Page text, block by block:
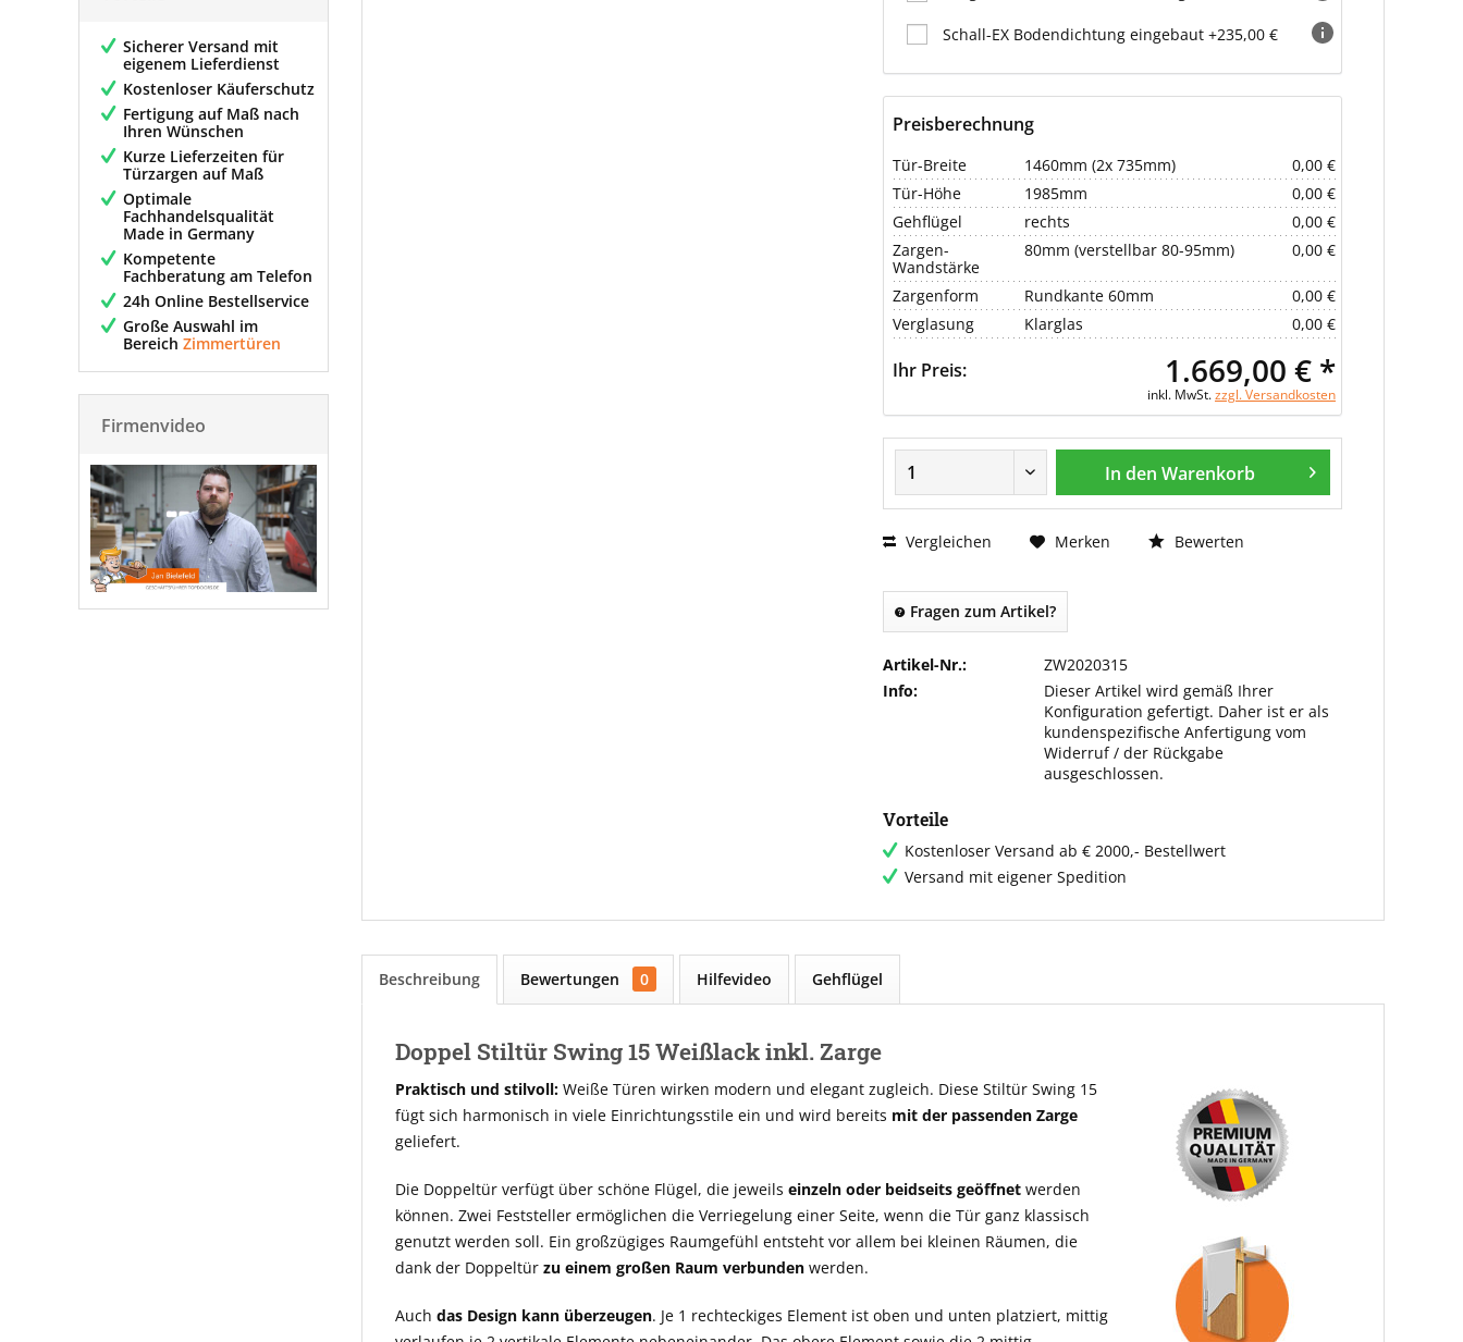
Sicherer Versand mit
eigenem Lieferdienst
Kostenloser Käuferschutz
Fertigung auf Maß nach
Ihren Wünschen
Kurze Lieferzeiten für
Türzargen auf Maß
Optimale
Fachhandelsqualität
Made in Germany
Kompetente
Fachberatung am Telefon
24h Online Bestellservice
Große Auswahl im
Bereich Zimmertüren
Firmenvideo
Schall-EX Bodendichtung eingebaut +235,00 €
Preisberechnung
Tür-Breite 1460mm (2x 735mm)
0,00 €
Tür-Höhe
1985mm
0,00 €
Gehflügel
rechts
0,00 €
Zargen-
Wandstärke
80mm (verstellbar 80-95mm) 0,00 €
Zargenform Rundkante 60mm
0,00 €
Verglasung
Klarglas 0,00 €
Ihr Preis: 1.669,00 € *
inkl. MwSt.zzgl. Versandkosten
In den Warenkorb
Vergleichen Merken Bewerten
Fragen zum Artikel?
Artikel-Nr.:
ZW2020315
Info:
Dieser Artikel wird gemäß Ihrer
Konfiguration gefertigt. Daher ist er als
kundenspezifische Anfertigung vom
Widerruf / der Rückgabe
ausgeschlossen.
Vorteile
Kostenloser Versand ab € 2000,- Bestellwert
Versand mit eigener Spedition
Beschreibung Bewertungen 0 Hilfevideo Gehflügel
Doppel Stiltür Swing 15 Weißlack inkl. Zarge
Praktisch und stilvoll: Weiße Türen wirken modern und elegant zugleich. Diese Stiltür Swing 15
fügt sich harmonisch in viele Einrichtungsstile ein und wird bereits mit der passenden Zarge
geliefert.
Die Doppeltür verfügt über schöne Flügel, die jeweils einzeln oder beidseits geöffnet werden
können. Zwei Feststeller ermöglichen die Verriegelung einer Seite, wenn die Tür ganz klassisch
genutzt werden soll. Ein großzügiges Raumgefühl entsteht vor allem bei kleinen Räumen, die
dank der Doppeltür zu einem großen Raum verbunden werden.
Auch das Design kann überzeugen. Je 1 rechteckiges Element ist oben und unten platziert, mittig